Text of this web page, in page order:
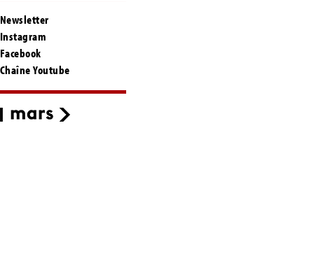
Newsletter
Instagram
Facebook
Chaîne Youtube